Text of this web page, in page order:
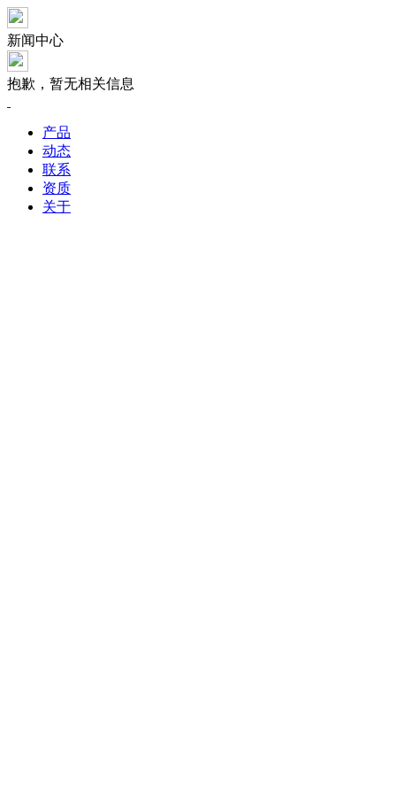
新闻中心
抱歉，暂无相关信息
产品
动态
联系
资质
关于